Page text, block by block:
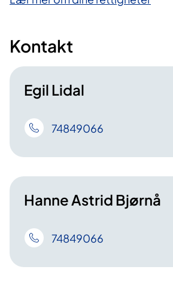
Kontakt
Egil Lidal
74849066
Hanne Astrid Bjørnå
74849066